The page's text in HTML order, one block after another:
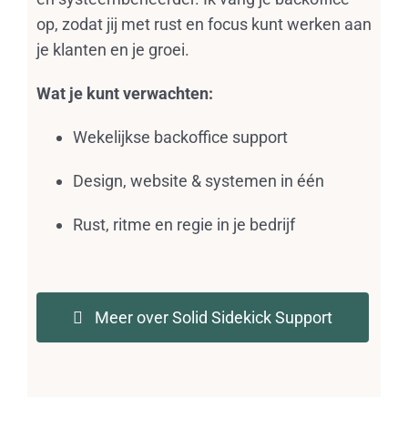
op, zodat jij met rust en focus kunt werken aan
je klanten en je groei.
Wat je kunt verwachten:
Wekelijkse backoffice support
Design, website & systemen in één
Rust, ritme en regie in je bedrijf
Meer over Solid Sidekick Support